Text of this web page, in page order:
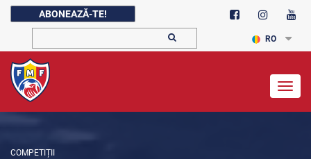
ABONEAZĂ-TE!
RO
COMPETIȚII